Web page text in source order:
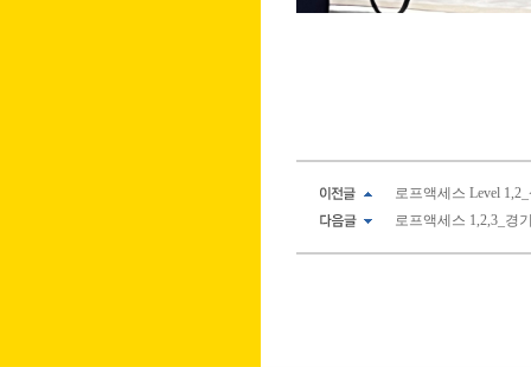
로프액세스 Level
로프액세스 1,2,3_경